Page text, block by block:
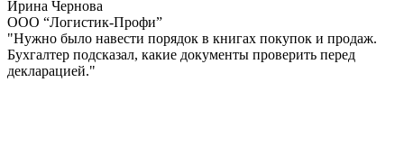
Ирина Чернова
ООО “Логистик-Профи”
"Нужно было навести порядок в книгах покупок и продаж.
Бухгалтер подсказал, какие документы проверить перед
декларацией."